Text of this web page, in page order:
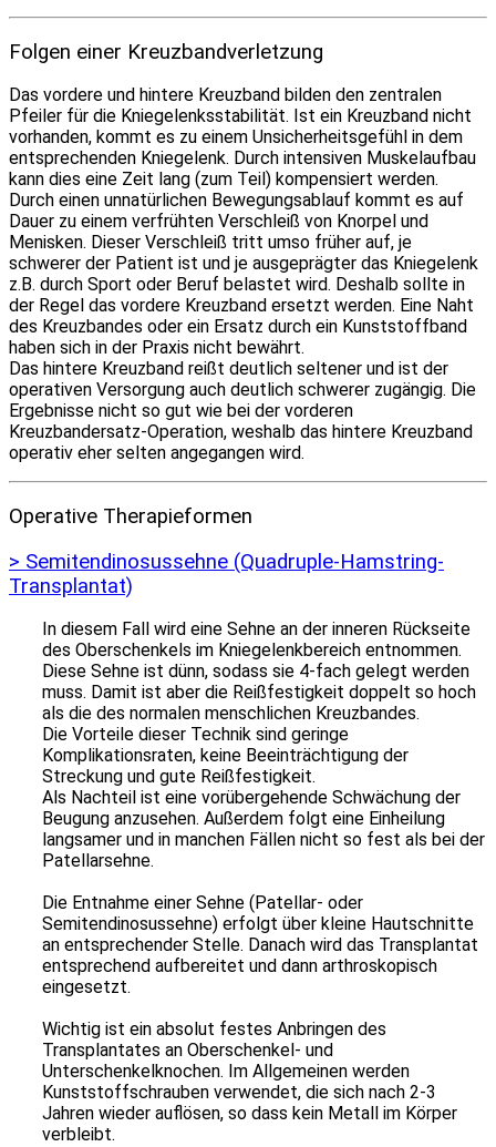
Folgen einer Kreuzbandverletzung
Das vordere und hintere Kreuzband bilden den zentralen
Pfeiler für die Kniegelenksstabilität. Ist ein Kreuzband nicht
vorhanden, kommt es zu einem Unsicherheitsgefühl in dem
entsprechenden Kniegelenk. Durch intensiven Muskelaufbau
kann dies eine Zeit lang (zum Teil) kompensiert werden.
Durch einen unnatürlichen Bewegungsablauf kommt es auf
Dauer zu einem verfrühten Verschleiß von Knorpel und
Menisken. Dieser Verschleiß tritt umso früher auf, je
schwerer der Patient ist und je ausgeprägter das Kniegelenk
z.B. durch Sport oder Beruf belastet wird. Deshalb sollte in
der Regel das vordere Kreuzband ersetzt werden. Eine Naht
des Kreuzbandes oder ein Ersatz durch ein Kunststoffband
haben sich in der Praxis nicht bewährt.
Das hintere Kreuzband reißt deutlich seltener und ist der
operativen Versorgung auch deutlich schwerer zugängig. Die
Ergebnisse nicht so gut wie bei der vorderen
Kreuzbandersatz-Operation, weshalb das hintere Kreuzband
operativ eher selten angegangen wird.
Operative Therapieformen
> Semitendinosussehne (Quadruple-Hamstring-
Transplantat)
In diesem Fall wird eine Sehne an der inneren Rückseite
des Oberschenkels im Kniegelenkbereich entnommen.
Diese Sehne ist dünn, sodass sie 4-fach gelegt werden
muss. Damit ist aber die Reißfestigkeit doppelt so hoch
als die des normalen menschlichen Kreuzbandes.
Die Vorteile dieser Technik sind geringe
Komplikationsraten, keine Beeinträchtigung der
Streckung und gute Reißfestigkeit.
Als Nachteil ist eine vorübergehende Schwächung der
Beugung anzusehen. Außerdem folgt eine Einheilung
langsamer und in manchen Fällen nicht so fest als bei der
Patellarsehne.
Die Entnahme einer Sehne (Patellar- oder
Semitendinosussehne) erfolgt über kleine Hautschnitte
an entsprechender Stelle. Danach wird das Transplantat
entsprechend aufbereitet und dann arthroskopisch
eingesetzt.
Wichtig ist ein absolut festes Anbringen des
Transplantates an Oberschenkel- und
Unterschenkelknochen. Im Allgemeinen werden
Kunststoffschrauben verwendet, die sich nach 2-3
Jahren wieder auflösen, so dass kein Metall im Körper
verbleibt.